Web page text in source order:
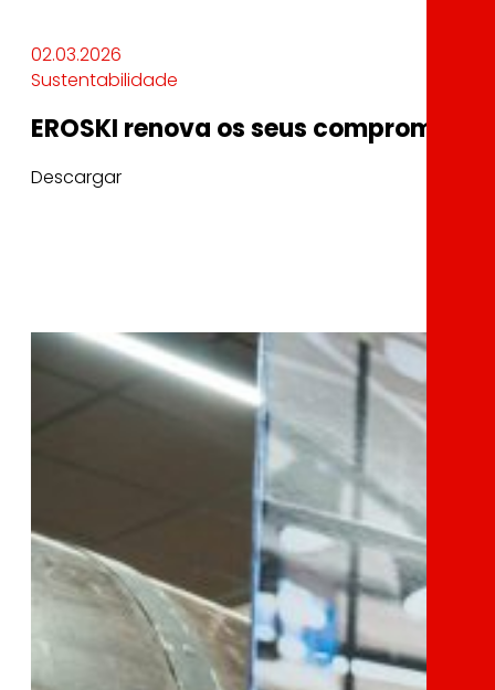
02.03.2026
Sustentabilidade
EROSKI renova os seus
Descargar